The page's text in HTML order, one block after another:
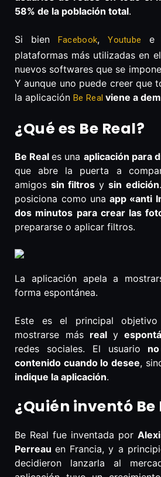
58% de la población total.
Si bien Facebook,Youtube e
plataformas más utilizadas en
nuevos softwares que se
Y aunque uno puede creer que
la aplicación Be Real viene a
¿Qué es Be Real?
Be Reales una aplicación para
que abre la puerta a
amigossin filtros ysin edición
posiciona como una app «anti
dos minutos para crear las
prepararse o aplicar filtros.
La aplicación apela a
forma espontánea.
Este es el principal
mostrarse másreal y
redes sociales. El usuario
contenido cuando lo desee,
indique la aplicación.
¿Quién inventó Be
Be Real fue inventada por
Perreauen Francia, y a
decidieron lanzarla al